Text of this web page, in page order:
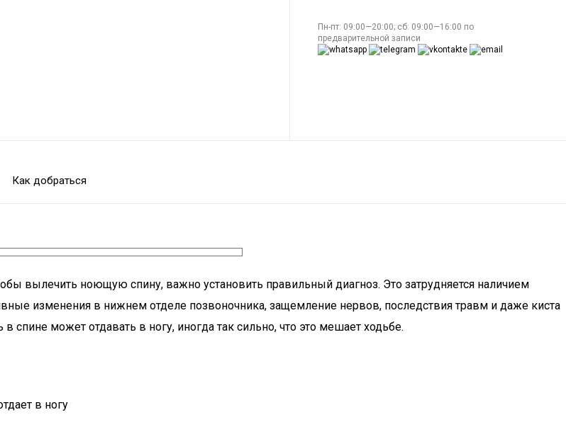
Пн-пт: 09:00—20:00; сб: 09:00—16:00 по
предварительной записи
Как добраться
вылечить ноющую спину, важно установить правильный диагноз. Это затрудняется наличием
изменения в нижнем отделе позвоночника, защемление нервов, последствия травм и даже киста
спине может отдавать в ногу, иногда так сильно, что это мешает ходьбе.